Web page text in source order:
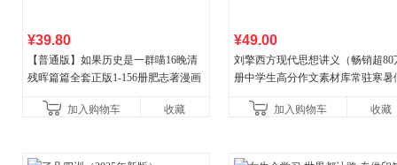
¥39.80
【普通版】如果历史是一群喵16晚清
残晖篇篇全套正版1-156册肥志著漫画
儿童西游喵知识
加入购物车 收藏
¥49.00
刘擎西方现代思想讲义（畅销超80
册中学生高分作文素材库常驻寒暑
讲透西方思想史，哲学知
加入购物车 收藏